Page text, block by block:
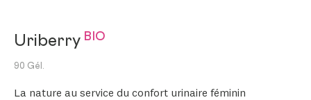
Uriberry BIO
90 Gél.
La nature au service du confort urinaire féminin